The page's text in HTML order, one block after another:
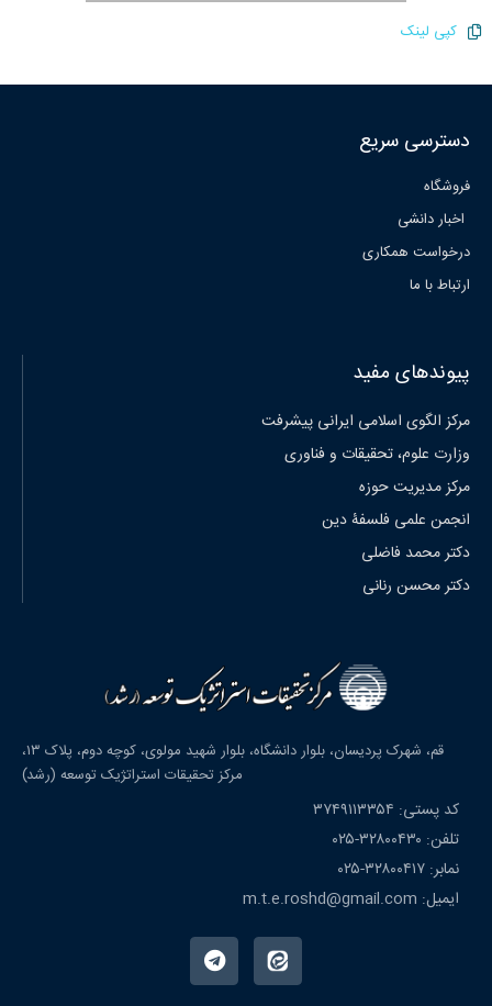
کپی لینک
دسترسی سریع
فروشگاه
اخبار دانشی
درخواست همکاری
ارتباط با ما
پیوندهای مفید
مرکز الگوی اسلامی ایرانی پیشرفت
وزارت علوم، تحقیقات و فناوری
مرکز مدیریت حوزه
انجمن علمی فلسفۀ دین
دکتر محمد فاضلی
دکتر محسن رنانی
قم، شهرک پردیسان، بلوار دانشگاه، بلوار شهید مولوی، کوچه دوم، پلاک ۱۳،
مرکز تحقیقات استراتژیک توسعه (رشد)
کد پستی: ۳۷۴۹۱۱۳۳۵۴
تلفن: ۳۲۸۰۰۴۳۰-۰۲۵
نمابر: ۳۲۸۰۰۴۱۷-۰۲۵
ایمیل: m.t.e.roshd@gmail.com